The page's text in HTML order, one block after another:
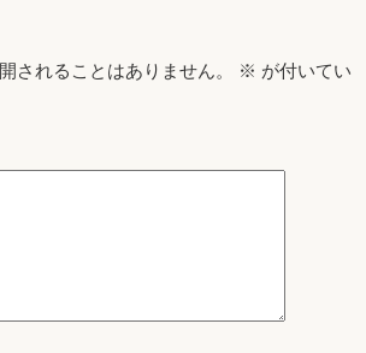
されることはありません。 ※ が付いてい